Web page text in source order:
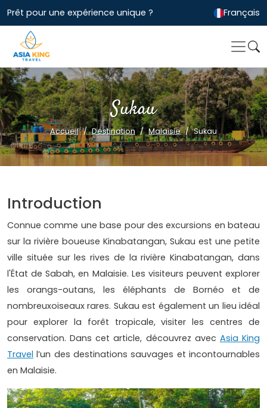
Prêt pour une expérience unique ? Français
Sukau
Accueil Destination Malaisie Sukau
Introduction
Connue comme une base pour des excursions en bateau
sur la rivière boueuse Kinabatangan, Sukau est une petite
ville située sur les rives de la rivière Kinabatangan, dans
l'État de Sabah, en Malaisie. Les visiteurs peuvent explorer
les orangs-outans, les éléphants de Bornéo et de
nombreuxoiseaux rares. Sukau est également un lieu idéal
pour explorer la forêt tropicale, visiter les centres de
conservation. Dans cet article, découvrez avec Asia King
Travel l’un des destinations sauvages et incontournables
en Malaisie.